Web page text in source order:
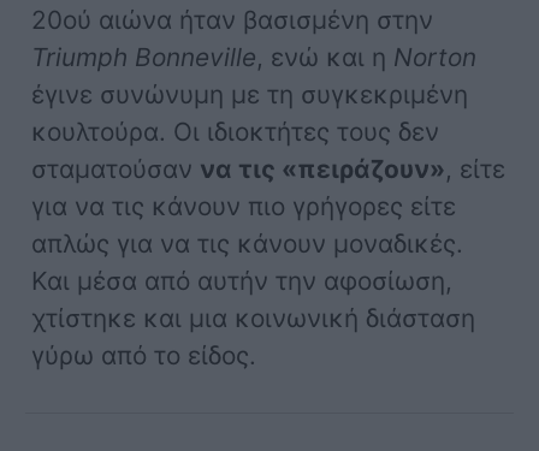
20ού αιώνα ήταν βασισμένη στην
Triumph Bonneville, ενώ και η Norton
έγινε συνώνυμη με τη συγκεκριμένη
κουλτούρα. Οι ιδιοκτήτες τους δεν
σταματούσαν να τις «πειράζουν», είτε
για να τις κάνουν πιο γρήγορες είτε
απλώς για να τις κάνουν μοναδικές.
Και μέσα από αυτήν την αφοσίωση,
χτίστηκε και μια κοινωνική διάσταση
γύρω από το είδος.